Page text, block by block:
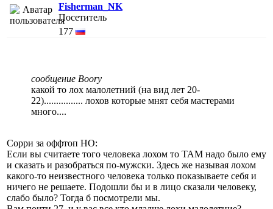
Fisherman_NK
Посетитель
177
сообщение Boory
какой то лох малолетний (на вид лет 20-
22)................ лохов которые мнят себя мастерами
много....
Сорри за оффтоп НО:
Если вы считаете того человека лохом то ТАМ надо было ему
и сказать и разобраться по-мужски. Здесь же называя лохом
какого-то неизвестного человека только показываете себя и
ничего не решаете. Подошли бы и в лицо сказали человеку,
слабо было? Тогда б посмотрели мы.